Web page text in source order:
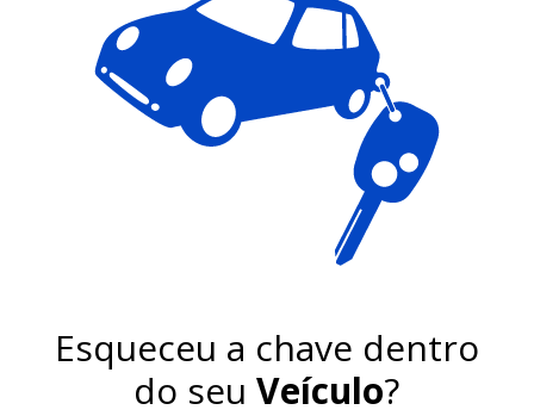
Esqueceu a chave dentro
do seuVeículo?